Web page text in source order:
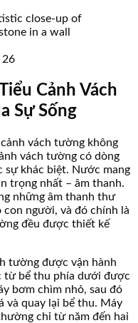
26
Cảnh Vách
Sự Sống
vách tường không
vách tường có dòng
sự khác biệt. Nước mang
trọng nhất – âm thanh.
những âm thanh thư
con người, và đó chính là
đều được thiết kế
tường được vận hành
từ bể thu phía dưới được
bơm chìm nhỏ, sau đó
và quay lại bể thu. Máy
chỉ từ năm đến hai